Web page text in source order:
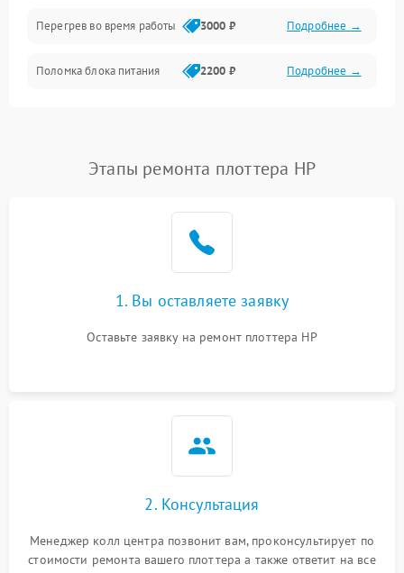
Корпус/Герметичность
Интерфейсы
Перегрев во время работы 3000 ₽ Подробнее →
Поломка блока питания 2200 ₽ Подробнее →
Этапы ремонта плоттера HP
1. Вы оставляете заявку
Оставьте заявку на ремонт плоттера HP
2. Консультация
Менеджер колл центра позвонит вам, проконсультирует по
стоимости ремонта вашего плоттера а также ответит на все